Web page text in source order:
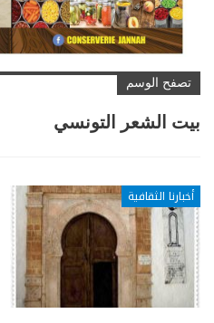
تصفح الوسم
بيت الشعر التونسي
أخبارنا الثقافية